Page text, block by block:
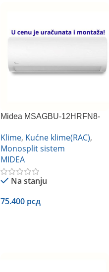
Midea MSAGBU-12HRFN8-
Klime, Kućne klime(RAC),
Monosplit sistem
MIDEA
Na stanju
75.400 рсд